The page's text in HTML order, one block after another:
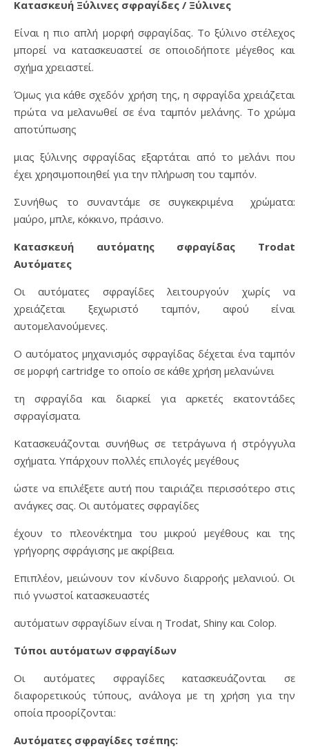
Κατασκευή Ξύλινες σφραγίδες / Ξύλινες
Είναι η πιο απλή μορφή σφραγίδας. Το ξύλινο στέλεχος
μπορεί να κατασκευαστεί σε οποιοδήποτε μέγεθος και
σχήμα χρειαστεί.
Όμως για κάθε σχεδόν χρήση της, η σφραγίδα χρειάζεται
πρώτα να μελανωθεί σε ένα ταμπόν μελάνης. Το χρώμα
αποτύπωσης
μιας ξύλινης σφραγίδας εξαρτάται από το μελάνι που
έχει χρησιμοποιηθεί για την πλήρωση του ταμπόν.
Συνήθως το συναντάμε σε συγκεκριμένα χρώματα:
μαύρο, μπλε, κόκκινο, πράσινο.
Κατασκευή αυτόματης σφραγίδας Trodat
Αυτόματες
Οι αυτόματες σφραγίδες λειτουργούν χωρίς να
χρειάζεται ξεχωριστό ταμπόν, αφού είναι
αυτομελανούμενες.
Ο αυτόματος μηχανισμός σφραγίδας δέχεται ένα ταμπόν
σε μορφή cartridge το οποίο σε κάθε χρήση μελανώνει
τη σφραγίδα και διαρκεί για αρκετές εκατοντάδες
σφραγίσματα.
Κατασκευάζονται συνήθως σε τετράγωνα ή στρόγγυλα
σχήματα. Υπάρχουν πολλές επιλογές μεγέθους
ώστε να επιλέξετε αυτή που ταιριάζει περισσότερο στις
ανάγκες σας. Οι αυτόματες σφραγίδες
έχουν το πλεονέκτημα του μικρού μεγέθους και της
γρήγορης σφράγισης με ακρίβεια.
Επιπλέον, μειώνουν τον κίνδυνο διαρροής μελανιού. Οι
πιό γνωστοί κατασκευαστές
αυτόματων σφραγίδων είναι η Trodat, Shiny και Colop.
Τύποι αυτόματων σφραγίδων
Οι αυτόματες σφραγίδες κατασκευάζονται σε
διαφορετικούς τύπους, ανάλογα με τη χρήση για την
οποία προορίζονται:
Αυτόματες σφραγίδες τσέπης: